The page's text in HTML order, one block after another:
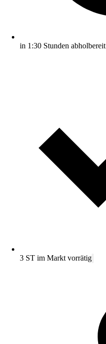
in 1:30 Stunden abholbereit
3 ST im Markt vorrätig